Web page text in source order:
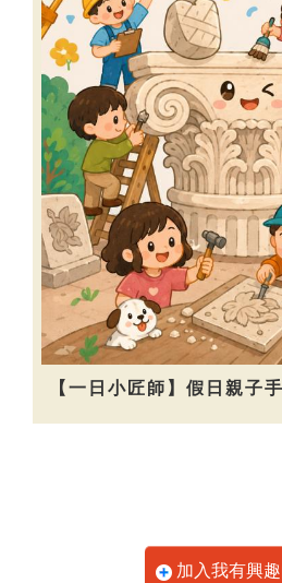
【一日小匠師】假日親子
加入我有興